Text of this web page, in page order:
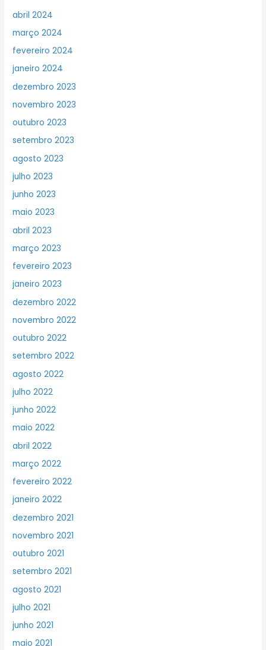
abril 2024
março 2024
fevereiro 2024
janeiro 2024
dezembro 2023
novembro 2023
outubro 2023
setembro 2023
agosto 2023
julho 2023
junho 2023
maio 2023
abril 2023
março 2023
fevereiro 2023
janeiro 2023
dezembro 2022
novembro 2022
outubro 2022
setembro 2022
agosto 2022
julho 2022
junho 2022
maio 2022
abril 2022
março 2022
fevereiro 2022
janeiro 2022
dezembro 2021
novembro 2021
outubro 2021
setembro 2021
agosto 2021
julho 2021
junho 2021
maio 2021